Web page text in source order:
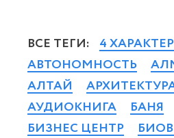
ВСЕ ТЕГИ:
4
АВТОНОМНОСТЬ
АЛТАЙ
АУДИОКНИГА
БАНЯ
БИЗНЕС ЦЕНТР